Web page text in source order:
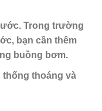
Trong trường
bạn cần thêm
buồng bơm.
thoáng và